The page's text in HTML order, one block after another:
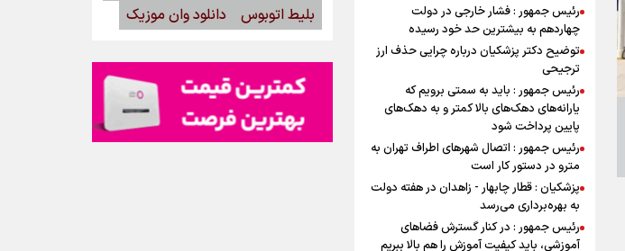
رئیس جمهور : فشار خارجی در دولت
چهاردهم به بیشترین حد خود رسیده
توضیح دکتر پزشکیان درباره چرایی حذف ارز
ترجیحی
رئیس جمهور : باید به سمتی برویم که
یارانه‌های دهک‌های بالا کمتر و به دهک‌های
پایین پرداخت شود
رئیس جمهور : اتصال شهرهای اطراف تهران به
مترو در دستور کار است
پزشکیان : قطار چابهار - زاهدان در هفته دولت
به بهره‌برداری می‌رسد
رئیس جمهور : در کنار گسترش فضاهای
آموزشی، باید کیفیت آموزش را هم بالا ببریم
بلیط اتوبوس
دانلود وان موزیک